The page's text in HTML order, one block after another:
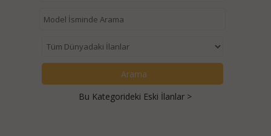
Bu Kategorideki Eski İlanlar >